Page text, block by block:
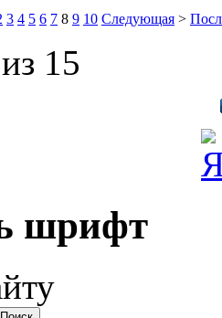
3 4 5 6 7 8 9 10 Следующая >
15
шрифт